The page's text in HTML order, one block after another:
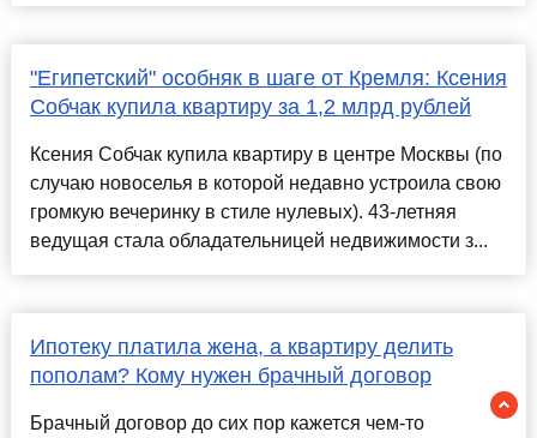
"Египетский" особняк в шаге от Кремля: Ксения
Собчак купила квартиру за 1,2 млрд рублей
Ксения Собчак купила квартиру в центре Москвы (по
случаю новоселья в которой недавно устроила свою
громкую вечеринку в стиле нулевых). 43-летняя
ведущая стала обладательницей недвижимости з...
Ипотеку платила жена, а квартиру делить
пополам? Кому нужен брачный договор
Брачный договор до сих пор кажется чем-то